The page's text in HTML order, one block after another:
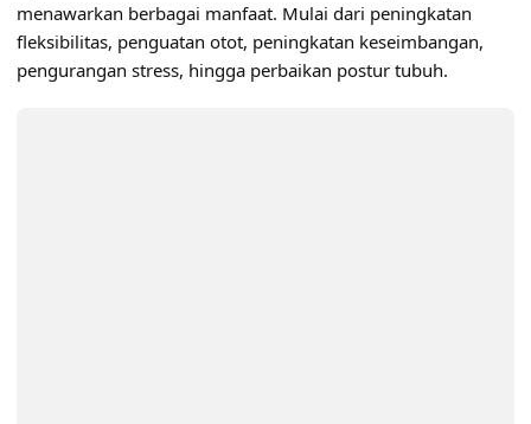
menawarkan berbagai manfaat. Mulai dari peningkatan
fleksibilitas, penguatan otot, peningkatan keseimbangan,
pengurangan stress, hingga perbaikan postur tubuh.